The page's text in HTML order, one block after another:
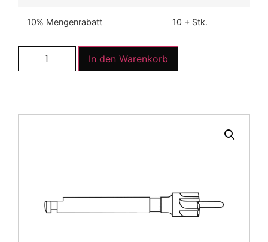
10% Mengenrabatt 10 +
In den Warenkorb